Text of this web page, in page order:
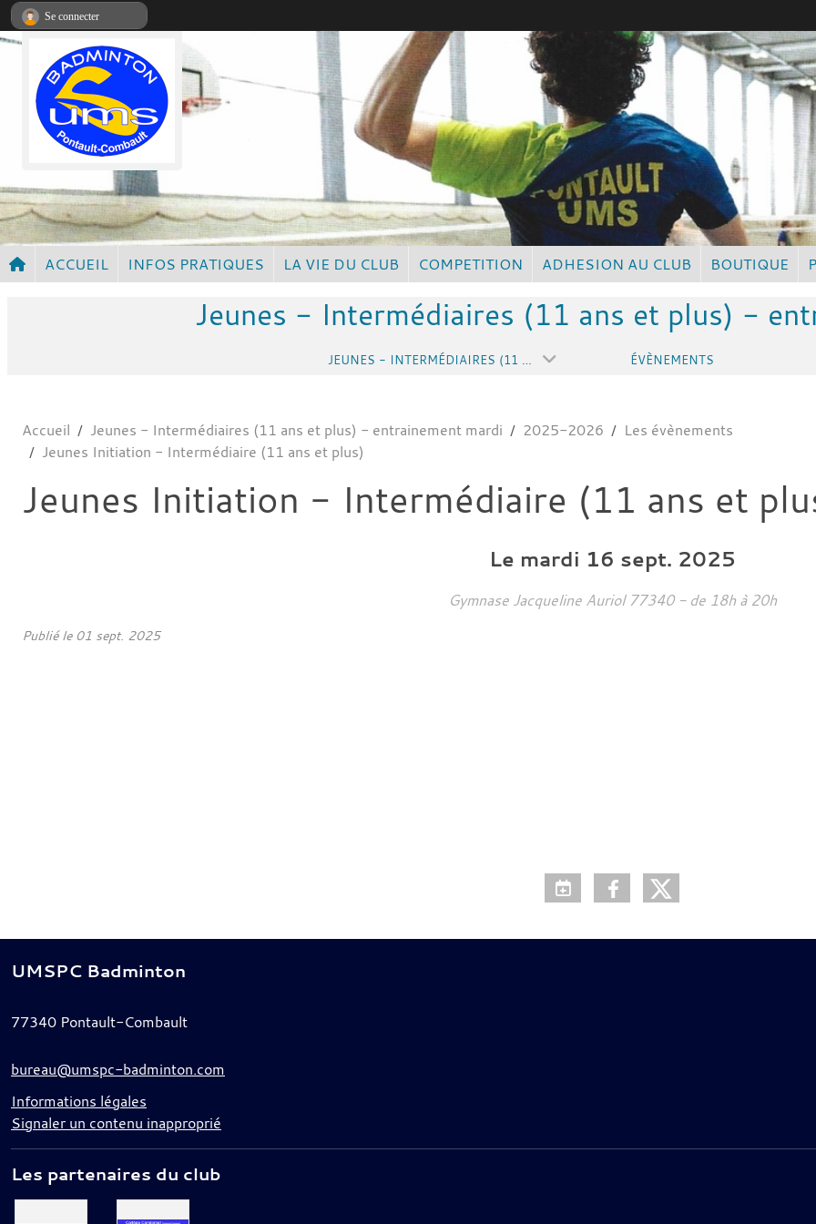
ACCUEIL INFOS PRATIQUES LA VIE DU CLUB COMPETITION ADHESION AU CLUB BOUTIQUE
Jeunes - Intermédiaires (11 ans et plus) -
JEUNES - INTERMÉDIAIRES (11 ANS ET PLUS) - ENTRAINEMENT MARDI ÉVÈNEMENTS
Accueil Jeunes - Intermédiaires (11 ans et plus) - entrainement mardi 2025-2026
Les évènements
Jeunes Initiation - Intermédiaire (11 ans et plus)
Jeunes Initiation - Intermédiaire (11 ans et
Le mardi 16 sept. 2025
Gymnase Jacqueline Auriol 77340 - de 18h à 20h
Publié le 01 sept. 2025
UMSPC Badminton
77340 Pontault-Combault
bureau@umspc-badminton.com
Informations légales
Signaler un contenu inapproprié
Les partenaires du club
Se connecter
Panneau de gestion des cookies